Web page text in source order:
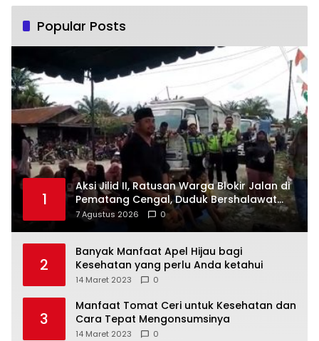
Popular Posts
1
Aksi Jilid II, Ratusan Warga Blokir Jalan di
Pematang Cengal, Duduk Bershalawat
Tuntut Pengaspalan Jalan Puluhan Tahun
7 Agustus 2026 0
2
Banyak Manfaat Apel Hijau bagi
Kesehatan yang perlu Anda ketahui
14 Maret 2023 0
3
Manfaat Tomat Ceri untuk Kesehatan dan
Cara Tepat Mengonsumsinya
14 Maret 2023 0